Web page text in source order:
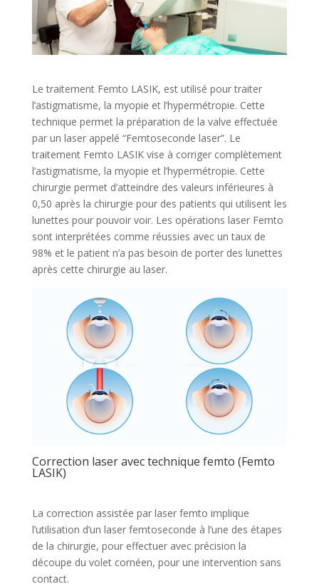
Le traitement Femto LASIK, est utilisé pour traiter
l’astigmatisme, la myopie et l’hypermétropie. Cette
technique permet la préparation de la valve effectuée
par un laser appelé “Femtoseconde laser”. Le
traitement Femto LASIK vise à corriger complètement
l’astigmatisme, la myopie et l’hypermétropie. Cette
chirurgie permet d’atteindre des valeurs inférieures à
0,50 après la chirurgie pour des patients qui utilisent les
lunettes pour pouvoir voir. Les opérations laser Femto
sont interprétées comme réussies avec un taux de
98% et le patient n’a pas besoin de porter des lunettes
après cette chirurgie au laser.
Correction laser avec technique femto (Femto
LASIK)
La correction assistée par laser femto implique
l’utilisation d’un laser femtoseconde à l’une des étapes
de la chirurgie, pour effectuer avec précision la
découpe du volet cornéen, pour une intervention sans
contact.